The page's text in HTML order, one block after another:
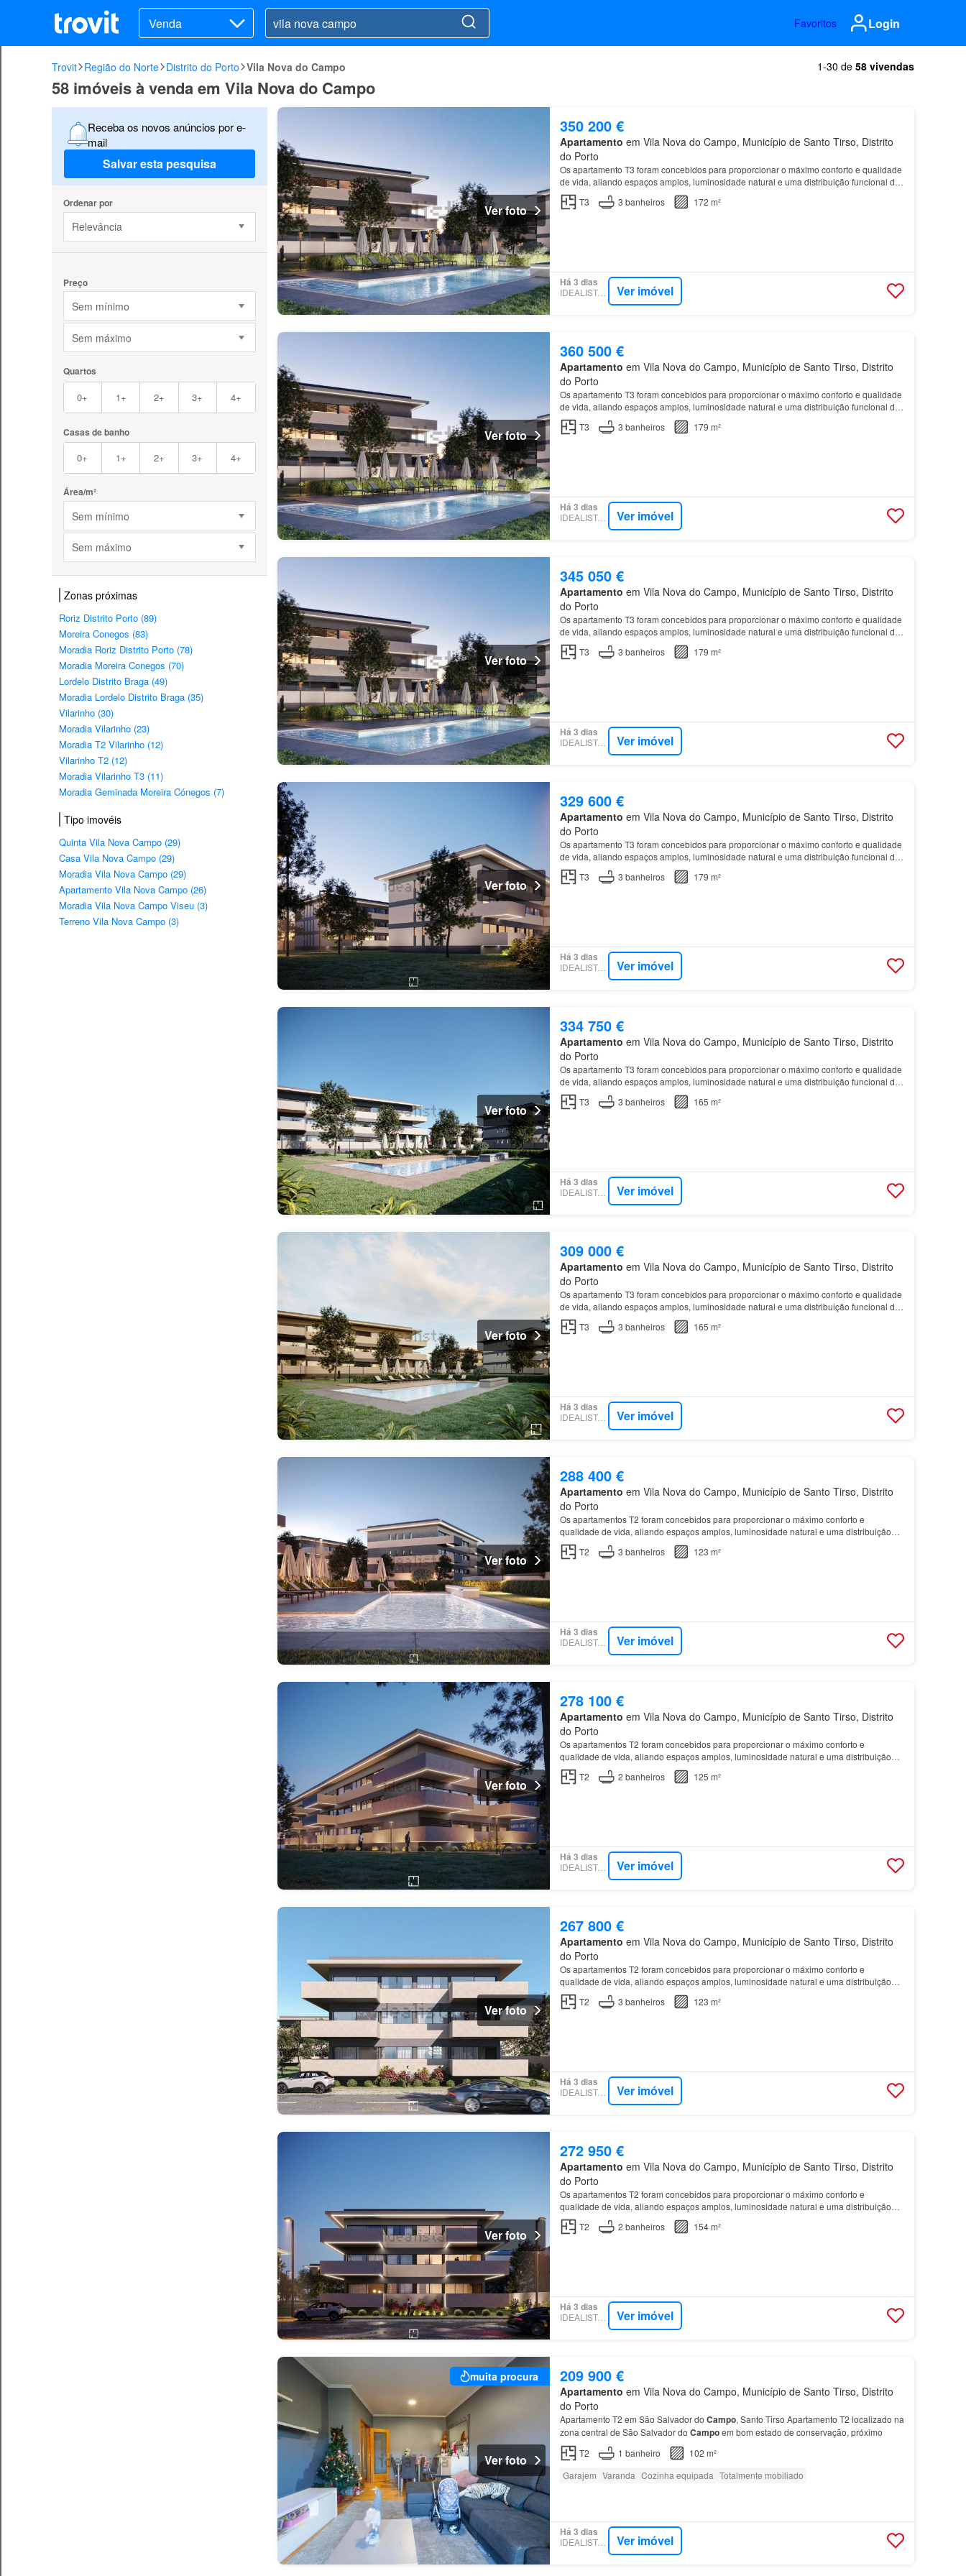
Venda Favoritos Login
Trovit Região do Norte Distrito do Porto Vila Nova do Campo 1-30 de 58 vivendas
58 imóveis à venda em Vila Nova do Campo
Receba os novos anúncios por e-
mail
Salvar esta pesquisa
Ordenar por
Relevância
Preço
Sem mínimo
Sem máximo
Quartos
0+ 1+ 2+ 3+ 4+
Casas de banho
0+ 1+ 2+ 3+ 4+
Área/m²
Sem mínimo
Sem máximo
Zonas próximas
Roriz Distrito Porto (89)
Moreira Conegos (83)
Moradia Roriz Distrito Porto (78)
Moradia Moreira Conegos (70)
Lordelo Distrito Braga (49)
Moradia Lordelo Distrito Braga (35)
Vilarinho (30)
Moradia Vilarinho (23)
Moradia T2 Vilarinho (12)
Vilarinho T2 (12)
Moradia Vilarinho T3 (11)
Moradia Geminada Moreira Cónegos (7)
Tipo imovéis
Quinta Vila Nova Campo (29)
Casa Vila Nova Campo (29)
Moradia Vila Nova Campo (29)
Apartamento Vila Nova Campo (26)
Moradia Vila Nova Campo Viseu (3)
Terreno Vila Nova Campo (3)
Ver foto
350 200 €
Apartamento em Vila Nova do Campo, Município de Santo Tirso, Distrito
do Porto
Os apartamento T3 foram concebidos para proporcionar o máximo conforto e qualidade
de vida, aliando espaços amplos, luminosidade natural e uma distribuição funcional das
áreas…
T3 3 banheiros 172 m²
Há 3 dias
IDEALISTA.PT Ver imóvel
Ver foto
360 500 €
Apartamento em Vila Nova do Campo, Município de Santo Tirso, Distrito
do Porto
Os apartamento T3 foram concebidos para proporcionar o máximo conforto e qualidade
de vida, aliando espaços amplos, luminosidade natural e uma distribuição funcional das
áreas…
T3 3 banheiros 179 m²
Há 3 dias
IDEALISTA.PT Ver imóvel
Ver foto
345 050 €
Apartamento em Vila Nova do Campo, Município de Santo Tirso, Distrito
do Porto
Os apartamento T3 foram concebidos para proporcionar o máximo conforto e qualidade
de vida, aliando espaços amplos, luminosidade natural e uma distribuição funcional das
áreas…
T3 3 banheiros 179 m²
Há 3 dias
IDEALISTA.PT Ver imóvel
Ver foto
329 600 €
Apartamento em Vila Nova do Campo, Município de Santo Tirso, Distrito
do Porto
Os apartamento T3 foram concebidos para proporcionar o máximo conforto e qualidade
de vida, aliando espaços amplos, luminosidade natural e uma distribuição funcional das
áreas…
T3 3 banheiros 179 m²
Há 3 dias
IDEALISTA.PT Ver imóvel
Ver foto
334 750 €
Apartamento em Vila Nova do Campo, Município de Santo Tirso, Distrito
do Porto
Os apartamento T3 foram concebidos para proporcionar o máximo conforto e qualidade
de vida, aliando espaços amplos, luminosidade natural e uma distribuição funcional das
áreas…
T3 3 banheiros 165 m²
Há 3 dias
IDEALISTA.PT Ver imóvel
Ver foto
309 000 €
Apartamento em Vila Nova do Campo, Município de Santo Tirso, Distrito
do Porto
Os apartamento T3 foram concebidos para proporcionar o máximo conforto e qualidade
de vida, aliando espaços amplos, luminosidade natural e uma distribuição funcional das
áreas…
T3 3 banheiros 165 m²
Há 3 dias
IDEALISTA.PT Ver imóvel
Ver foto
288 400 €
Apartamento em Vila Nova do Campo, Município de Santo Tirso, Distrito
do Porto
Os apartamentos T2 foram concebidos para proporcionar o máximo conforto e
qualidade de vida, aliando espaços amplos, luminosidade natural e uma distribuição
funcional das áreas…
T2 3 banheiros 123 m²
Há 3 dias
IDEALISTA.PT Ver imóvel
Ver foto
278 100 €
Apartamento em Vila Nova do Campo, Município de Santo Tirso, Distrito
do Porto
Os apartamentos T2 foram concebidos para proporcionar o máximo conforto e
qualidade de vida, aliando espaços amplos, luminosidade natural e uma distribuição
funcional das áreas…
T2 2 banheiros 125 m²
Há 3 dias
IDEALISTA.PT Ver imóvel
Ver foto
267 800 €
Apartamento em Vila Nova do Campo, Município de Santo Tirso, Distrito
do Porto
Os apartamentos T2 foram concebidos para proporcionar o máximo conforto e
qualidade de vida, aliando espaços amplos, luminosidade natural e uma distribuição
funcional das áreas…
T2 3 banheiros 123 m²
Há 3 dias
IDEALISTA.PT Ver imóvel
Ver foto
272 950 €
Apartamento em Vila Nova do Campo, Município de Santo Tirso, Distrito
do Porto
Os apartamentos T2 foram concebidos para proporcionar o máximo conforto e
qualidade de vida, aliando espaços amplos, luminosidade natural e uma distribuição
funcional das áreas…
T2 2 banheiros 154 m²
Há 3 dias
IDEALISTA.PT Ver imóvel
muita procura
Ver foto
209 900 €
Apartamento em Vila Nova do Campo, Município de Santo Tirso, Distrito
do Porto
Apartamento T2 em São Salvador do Campo, Santo Tirso Apartamento T2 localizado na
zona central de São Salvador do Campoem bom estado de conservação, próximo
T2
1 banheiro
102 m²
Garajem Varanda Cozinha equipada Totalmente mobiliado
Há 3 dias
IDEALISTA.PT Ver imóvel